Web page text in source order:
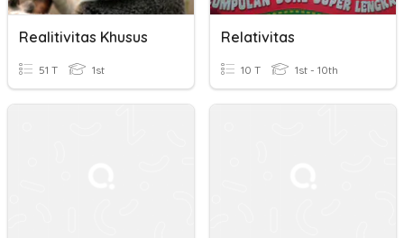
Realitivitas Khusus
51 T 1st
Relativitas
10 T 1st - 10th